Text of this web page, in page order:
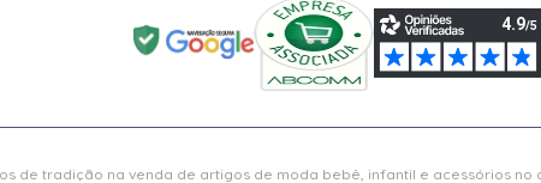
de tradição na venda de artigos de moda bebê, infantil e acessórios